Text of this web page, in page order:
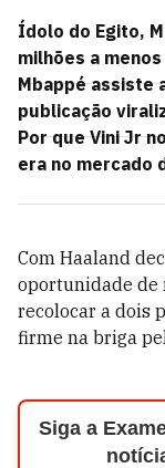
Ídolo do Egito,
milhões a
Mbappé assiste
publicação
Por que Vini Jr
era no mercado
Com Haaland
oportunidade de
recolocar a dois
firme na briga
Siga a